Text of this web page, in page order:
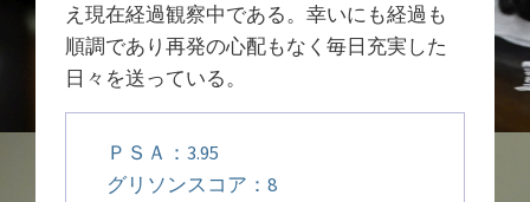
え現在経過観察中である。幸いにも経過も
順調であり再発の心配もなく毎日充実した
日々を送っている。
ＰＳＡ：3.95
グリソンスコア：8